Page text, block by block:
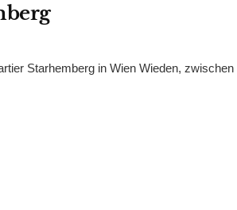
Starhemberg in Wien Wieden, zwischen